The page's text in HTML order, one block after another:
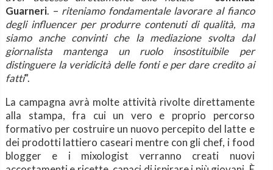
Guarneri. – riteniamo fondamentale lavorare al fianco
degli influencer per produrre contenuti di qualità, ma
siamo anche convinti che la mediazione svolta dal
giornalista mantenga un ruolo insostituibile per
distinguere la veridicità delle fonti e per dare credito ai
fatti”.
La campagna avrà molte attività rivolte direttamente
alla stampa, fra cui un vero e proprio percorso
formativo per costruire un nuovo percepito del latte e
dei prodotti lattiero caseari mentre con gli chef, i food
blogger e i mixologist verranno creati nuovi